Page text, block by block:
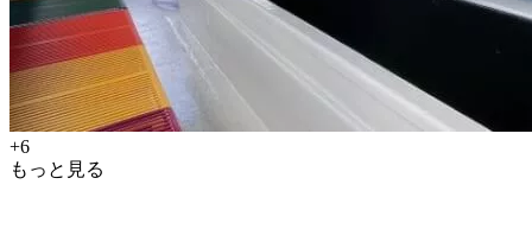
+6
もっと見る